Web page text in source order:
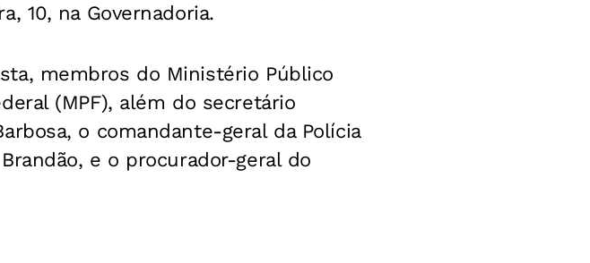
10, na Governadoria.
membros do Ministério Público
(MPF), além do secretário
o comandante-geral da Polícia
e o procurador-geral do